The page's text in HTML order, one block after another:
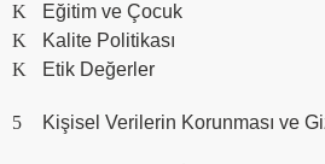
Eğitim ve Çocuk
Kalite Politikası
Etik Değerler
Kişisel Verilerin Korunması ve